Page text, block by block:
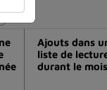
Ajouts dans
liste de
durant le mois